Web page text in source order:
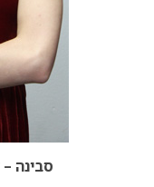
סבינה